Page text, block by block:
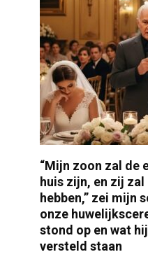
“Mijn zoon zal de
huis zijn, en zij
hebben,” zei mijn
onze
stond op en wat
versteld staan